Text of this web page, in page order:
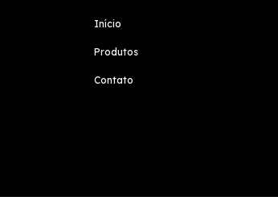
Início
Produtos
Contato